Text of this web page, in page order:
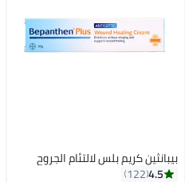
بيبانثين كريم بلس لالتئام الجروح
4.5
122